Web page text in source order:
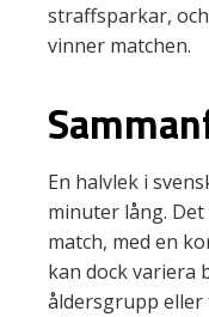
straffsparkar,
vinner matchen.
En halvlek i
minuter lång.
match, med en
kan dock variera
åldersgrupp eller